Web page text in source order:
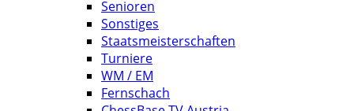
Senioren
Sonstiges
Staatsmeisterschaften
Turniere
WM / EM
Fernschach